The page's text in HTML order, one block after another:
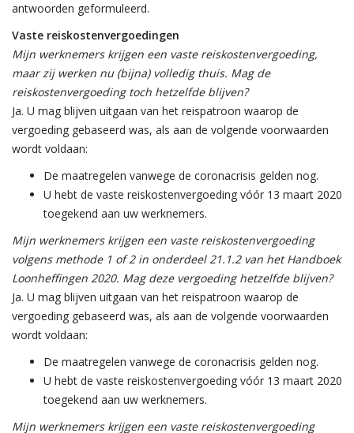
antwoorden geformuleerd.
Vaste reiskostenvergoedingen
Mijn werknemers krijgen een vaste reiskostenvergoeding,
maar zij werken nu (bijna) volledig thuis. Mag de
reiskostenvergoeding toch hetzelfde blijven?
Ja. U mag blijven uitgaan van het reispatroon waarop de
vergoeding gebaseerd was, als aan de volgende voorwaarden
wordt voldaan:
De maatregelen vanwege de coronacrisis gelden nog.
U hebt de vaste reiskostenvergoeding vóór 13 maart 2020
toegekend aan uw werknemers.
Mijn werknemers krijgen een vaste reiskostenvergoeding
volgens methode 1 of 2 in onderdeel 21.1.2 van het Handboek
Loonheffingen 2020. Mag deze vergoeding hetzelfde blijven?
Ja. U mag blijven uitgaan van het reispatroon waarop de
vergoeding gebaseerd was, als aan de volgende voorwaarden
wordt voldaan:
De maatregelen vanwege de coronacrisis gelden nog.
U hebt de vaste reiskostenvergoeding vóór 13 maart 2020
toegekend aan uw werknemers.
Mijn werknemers krijgen een vaste reiskostenvergoeding